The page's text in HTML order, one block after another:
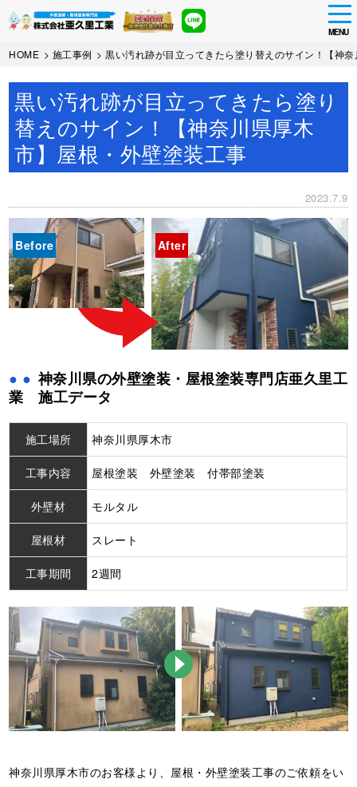
Skip
main
content
MENU
HOME > 施工事例 >黒い汚れ跡が目立ってきたら塗り替えのサイン！【神
黒い汚れ跡が目立ってきたら塗り
替えのサイン！【神奈川県厚木
市】屋根・外壁塗装工事
2023.7.9
Before After
神奈川県の外壁塗装・屋根塗装専門店亜久里工
業 施工データ
施工場所 神奈川県厚木市
工事内容 屋根塗装 外壁塗装 付帯部塗装
外壁材 モルタル
屋根材 スレート
工事期間 2週間
神奈川県厚木市のお客様より、屋根・外壁塗装工事のご依頼をい